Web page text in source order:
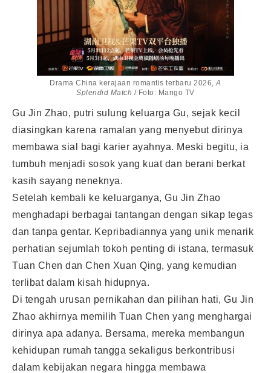
Drama China kerajaan romantis terbaru 2026, A
Splendid Match / Foto: Mango TV
Gu Jin Zhao, putri sulung keluarga Gu, sejak kecil
diasingkan karena ramalan yang menyebut dirinya
membawa sial bagi karier ayahnya. Meski begitu, ia
tumbuh menjadi sosok yang kuat dan berani berkat
kasih sayang neneknya.
Setelah kembali ke keluarganya, Gu Jin Zhao
menghadapi berbagai tantangan dengan sikap tegas
dan tanpa gentar. Kepribadiannya yang unik menarik
perhatian sejumlah tokoh penting di istana, termasuk
Tuan Chen dan Chen Xuan Qing, yang kemudian
terlibat dalam kisah hidupnya.
Di tengah urusan pernikahan dan pilihan hati, Gu Jin
Zhao akhirnya memilih Tuan Chen yang menghargai
dirinya apa adanya. Bersama, mereka membangun
kehidupan rumah tangga sekaligus berkontribusi
dalam kebijakan negara hingga membawa